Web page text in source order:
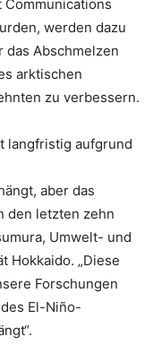
werden dazu
das Abschmelzen
arktischen
zu verbessern.
langfristig aufgrund
aber das
den letzten zehn
Umwelt- und
Hokkaido. „Diese
Forschungen
El-Niño-